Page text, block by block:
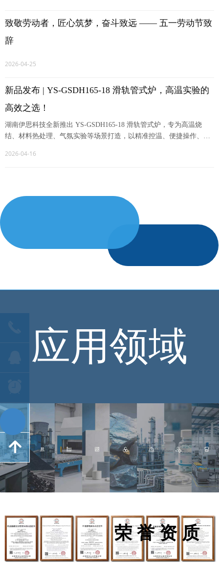
荣 誉 资 质
致敬劳动者，匠心筑梦，奋斗致远 —— 五一劳动节致
辞
2026-04-25
新品发布 | YS-GSDH165-18 滑轨管式炉，高温实验的
高效之选！
湖南伊思科技全新推出 YS-GSDH165-18 滑轨管式炉，专为高温烧
结、材料热处理、气氛实验等场景打造，以精准控温、便捷操作、稳
2026-04-16
应用领域
낃
녕